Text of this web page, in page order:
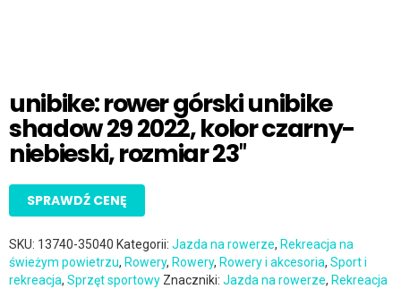
unibike: rower górski unibike
shadow 29 2022, kolor czarny-
niebieski, rozmiar 23″
SPRAWDŹ CENĘ
SKU: 13740-35040 Kategorii: Jazda na rowerze, Rekreacja na
świeżym powietrzu, Rowery, Rowery, Rowery i akcesoria, Sport i
rekreacja, Sprzęt sportowy Znaczniki: Jazda na rowerze, Rekreacja